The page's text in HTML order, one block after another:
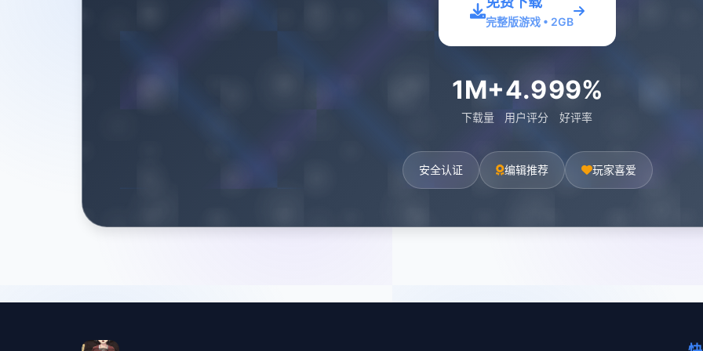
完整版游戏 • 2GB
1M+
下载量
4.9
用户评分
99%
好评率
安全认证 编辑推荐 玩家喜爱